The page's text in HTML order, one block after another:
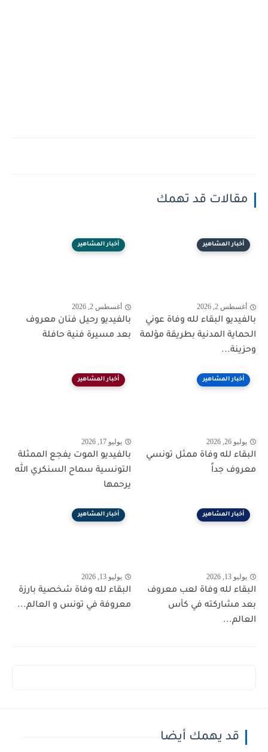
مقالات قد تهمك
أخبار المشاهير
أغسطس 2, 2026
بالفيديو البقاء لله وفاة عوني
الحماية المدنية بطريقة مؤلمة
وحزينة...
أخبار المشاهير
أغسطس 2, 2026
بالفيديو رحيل فنان معروف
بعد مسيرة فنية حافلة
أخبار المشاهير
يوليو 26, 2026
البقاء لله وفاة ممثل تونسي
معروف جداً
أخبار المشاهير
يوليو 17, 2026
بالفيديو الموت يفجع الممثلة
التونسية سماح السنكري الله
يرحمها
أخبار المشاهير
يوليو 13, 2026
البقاء لله وفاة لعب معروف
بعد مشاركته في كأس
العالم...
أخبار المشاهير
يوليو 13, 2026
البقاء لله وفاة شخصية بارزة
معروفة في تونس و العالم...
قد يهمك أيضا